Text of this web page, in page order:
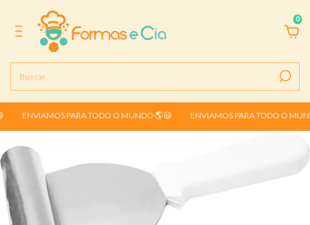
0
PARA TODO O MUNDO 🌎😃 ENVIAMOS PARA TODO O MUNDO